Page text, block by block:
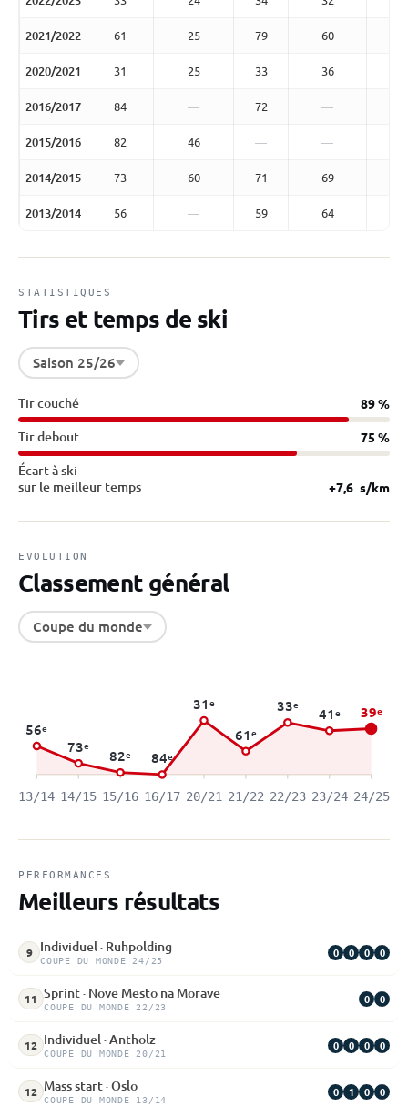
2021/2022 61 25 79 60
2020/2021 31 25 33 36
2016/2017 84 — 72 —
2015/2016 82 46 — —
2014/2015 73 60 71 69
2013/2014 56 — 59 64
STATISTIQUES
Tirs et temps de ski
Saison 25/26
Tir couché 89 %
Tir debout 75 %
Écart à ski
sur le meilleur temps
+7,6 s/km
EVOLUTION
Classement général
Coupe du monde
56e
13/14
73e
14/15
82e
15/16
84e
16/17
31e
20/21
61e
21/22
33e
22/23
41e
23/24
39e
24/25
PERFORMANCES
Meilleurs résultats
9 Individuel · Ruhpolding
COUPE DU MONDE 24/25
0 0 0 0
11 Sprint · Nove Mesto na Morave
COUPE DU MONDE 22/23
0 0
12 Individuel · Antholz
COUPE DU MONDE 20/21
0 0 0 0
12 Mass start · Oslo
COUPE DU MONDE 13/14
0 1 0 0